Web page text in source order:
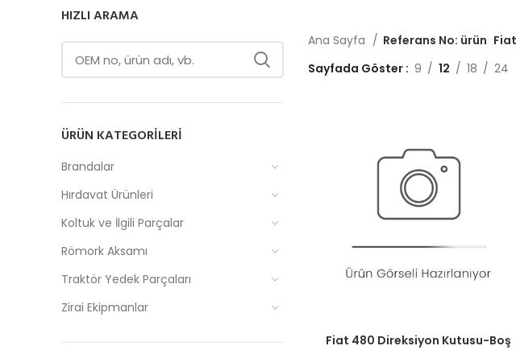
HIZLI ARAMA
ÜRÜN KATEGORILERI
Brandalar
Hırdavat Ürünleri
Koltuk ve İlgili Parçalar
Römork Aksamı
Traktör Yedek Parçaları
Zirai Ekipmanlar
Ana Sayfa Referans No: ürün
Sayfada Göster
9 12 18 24
Fiyatları görmek için bayi girişi yapın.
Fiat 480 Direksiyon Kutusu-Boş